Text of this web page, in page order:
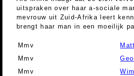
uitspraken over haar a-sociale
mevrouw uit Zuid-Afrika leert
brengt haar man in een moeilijk
Mmv
Mmv
Mmv